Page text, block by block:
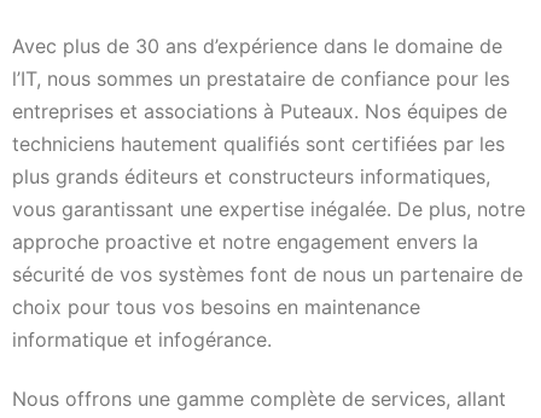
Avec plus de 30 ans d’expérience dans le domaine de
l’IT, nous sommes un prestataire de confiance pour les
entreprises et associations à Puteaux. Nos équipes de
techniciens hautement qualifiés sont certifiées par les
plus grands éditeurs et constructeurs informatiques,
vous garantissant une expertise inégalée. De plus, notre
approche proactive et notre engagement envers la
sécurité de vos systèmes font de nous un partenaire de
choix pour tous vos besoins en maintenance
informatique et infogérance.
Nous offrons une gamme complète de services, allant